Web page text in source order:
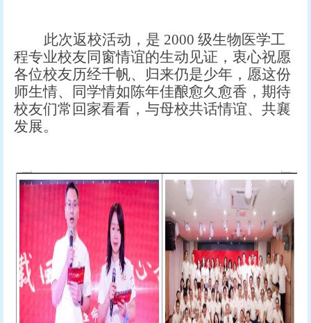
此次返校活动，是 2000 级生物医学工
程专业校友同窗情谊的生动见证， 衷心祝愿
各位校友历经千帆、归来仍是少年，愿这份
师生情、同学情如陈年佳酿愈久愈香，期待
校友们常回家看看，与母校共话情谊、共襄
发展。